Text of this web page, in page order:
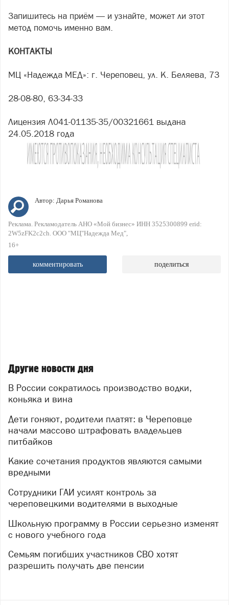
Запишитесь на приём — и узнайте, может ли этот
метод помочь именно вам.
КОНТАКТЫ
МЦ «Надежда МЕД»: г. Череповец, ул. К. Беляева, 73
28-08-80, 63-34-33
Лицензия Л041-01135-35/00321661 выдана
24.05.2018 года
Автор: Дарья Романова
Реклама. Рекламодатель АНО «Мой бизнес» ИНН 3525300899 erid:
2W5zFK2c2ch. ООО "МЦ"Надежда Мед"
16+
комментировать поделиться
Другие новости дня
В России сократилось производство водки,
коньяка и вина
Дети гоняют, родители платят: в Череповце
начали массово штрафовать владельцев
питбайков
Какие сочетания продуктов являются самыми
вредными
Сотрудники ГАИ усилят контроль за
череповецкими водителями в выходные
Школьную программу в России серьезно изменят
с нового учебного года
Семьям погибших участников СВО хотят
разрешить получать две пенсии